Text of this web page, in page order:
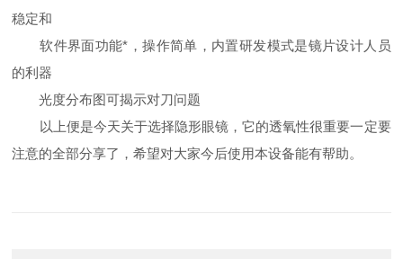
稳定和
软件界面功能*，操作简单，内置研发模式是镜片设计人员
的利器
光度分布图可揭示对刀问题
以上便是今天关于选择隐形眼镜，它的透氧性很重要一定要
注意的全部分享了，希望对大家今后使用本设备能有帮助。